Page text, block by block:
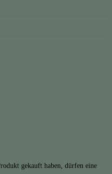
gekauft haben, dürfen eine